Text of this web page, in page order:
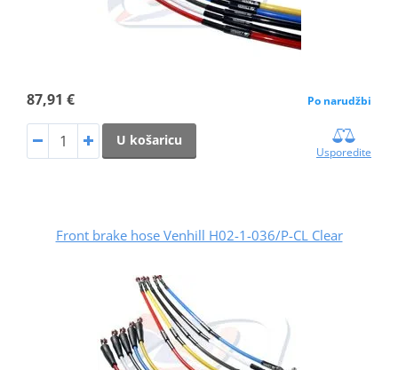
87,91 € Po narudžbi
U košaricu
Usporedite
Front brake hose Venhill H02-1-036/P-CL Clear